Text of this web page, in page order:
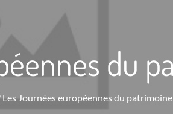
du
Les Journées européennes du patrimoine